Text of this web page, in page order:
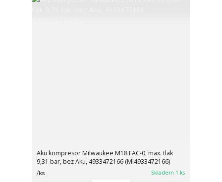
Aku kompresor Milwaukee M18 FAC-0, max. tlak
9,31 bar, bez Aku, 4933472166 (MI4933472166)
/ks Skladem 1 ks